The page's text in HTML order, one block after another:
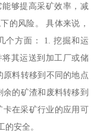
够提高采矿效率，减
的风险。 具体来说，
个方面： 1. 挖掘和运
其运送到加工厂或储
料转移到不同的地点
的矿渣和废料转移到
在采矿行业的应用可
安全。